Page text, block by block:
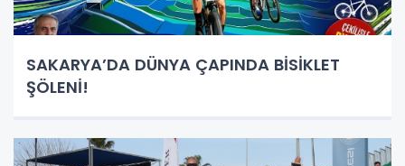
SAKARYA’DA DÜNYA ÇAPINDA BİSİKLET
ŞÖLENİ!